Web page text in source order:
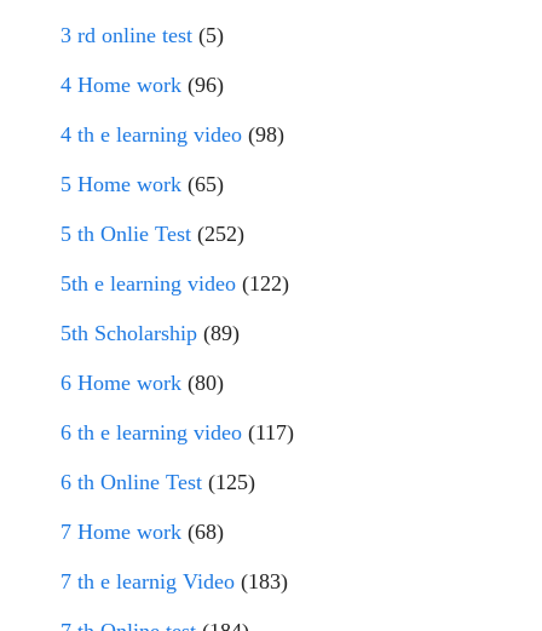
3 rd online test (5)
4 Home work (96)
4 th e learning video (98)
5 Home work (65)
5 th Onlie Test (252)
5th e learning video (122)
5th Scholarship (89)
6 Home work (80)
6 th e learning video (117)
6 th Online Test (125)
7 Home work (68)
7 th e learnig Video (183)